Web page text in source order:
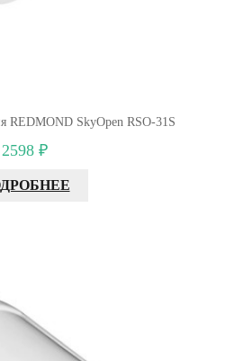
REDMOND SkyOpen RSO-31S
2598 ₽